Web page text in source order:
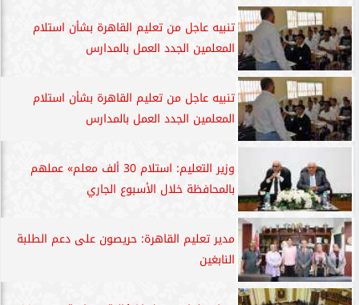
تنبيه عاجل من تعليم القاهرة بشأن استلام
المعلمين الجدد العمل بالمدارس
تنبيه عاجل من تعليم القاهرة بشأن استلام
المعلمين الجدد العمل بالمدارس
وزير التعليم: استلام 30 ألف معلم» عملهم
بالمحافظة خلال الأسبوع الجاري
مدير تعليم القاهرة: حريصون على دعم الطلبة
النابغين